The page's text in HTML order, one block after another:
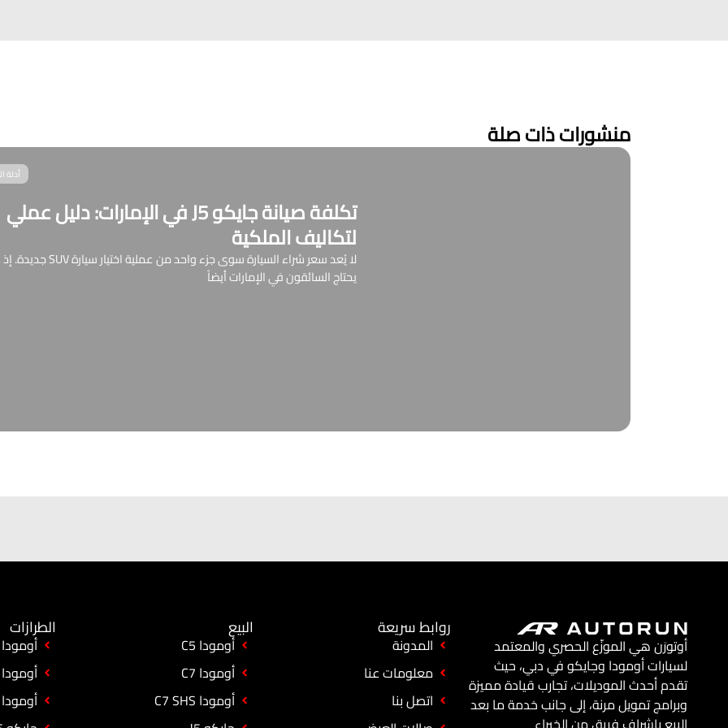
منشورات ذات صلة
أدلة
تكلفة صيانة جايكو J5 في الإمارات: دليل عملي
لتكاليف الملكية
لا يُعد سعر شراء السيارة سوى جزء واحد من عملية اختيار سيارة SUV جديدة. إذ
يحتاج السائقون في الإمارات أيضاً
أوتورَن هي الموزّع الحصري والمعتمد
لسيارات أومودا وجايكو في دبي، حيث
تقدم أحدث الموديلات، تجارب قيادة مميزة
وبرامج تمويل مرنة، إلى جانب خدمة ما بعد
روابط سريعة
المدونة
معلومات عنا
اتصل بنا
البيع
أومودا C5
أومودا C7
أومودا C7 SHS
الطرازات
أومودا C5
أومودا C7
أومودا C7 SHS